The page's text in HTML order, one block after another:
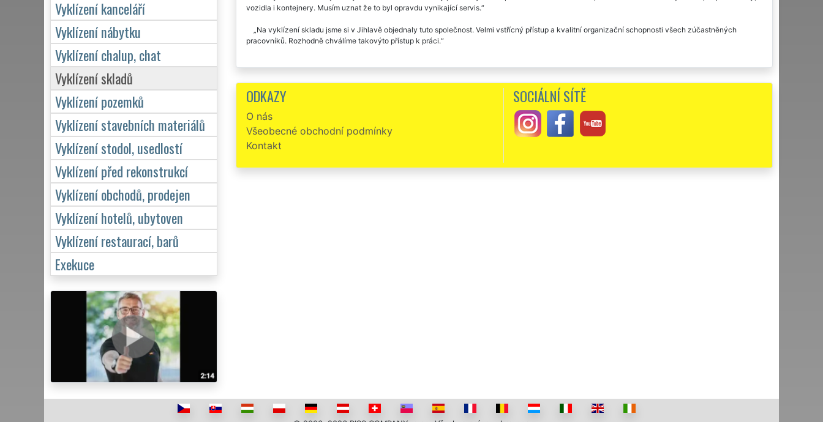
vozidla i kontejnery. Musím uznat že to byl opravdu vynikající servis.
Na vyklízení skladu jsme si v Jihlavě objednaly tuto společnost. Velmi vstřícný přístup a kvalitní organizační schopnosti všech zúčastněných
pracovníků. Rozhodně chválíme takovýto přístup k práci.
ODKAZY
O nás
Všeobecné obchodní podmínky
Kontakt
SOCIÁLNÍ SÍTĚ
Vyklízení kanceláří
Vyklízení nábytku
Vyklízení chalup, chat
Vyklízení skladů
Vyklízení pozemků
Vyklízení stavebních materiálů
Vyklízení stodol, usedlostí
Vyklízení před rekonstrukcí
Vyklízení obchodů, prodejen
Vyklízení hotelů, ubytoven
Vyklízení restaurací, barů
Exekuce